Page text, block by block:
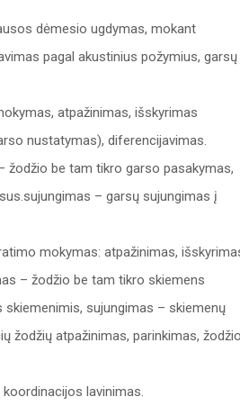
dėmesio ugdymas, mokant
pagal akustinius požymius, garsų
atpažinimas, išskyrimas
nustatymas), diferencijavimas.
žodžio be tam tikro garso pasakymas,
– garsų sujungimas į
mokymas: atpažinimas,
– žodžio be tam tikro skiemens
sujungimas – skiemenų
žodžių atpažinimas, parinkimas,
lavinimas.